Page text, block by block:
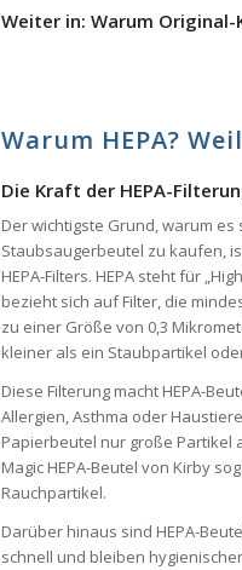
Weiter in: Warum
Warum HEPA?
Die Kraft der HEPA-
Der wichtigste Grund, warum
Staubsaugerbeutel zu kaufen,
HEPA-Filters. HEPA steht für
bezieht sich auf Filter, die
zu einer Größe von 0,3
kleiner als ein Staubpartikel
Diese Filterung macht HEPA-
Allergien, Asthma oder
Papierbeutel nur große Partikel
Magic HEPA-Beutel von Kirby
Rauchpartikel.
Darüber hinaus sind HEPA-
schnell und bleiben